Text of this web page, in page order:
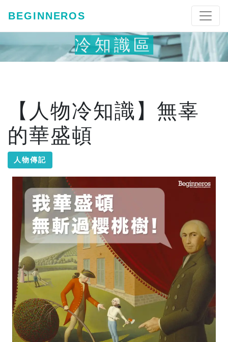
BEGINNEROS
冷知識區
【人物冷知識】無辜
的華盛頓
人物傳記